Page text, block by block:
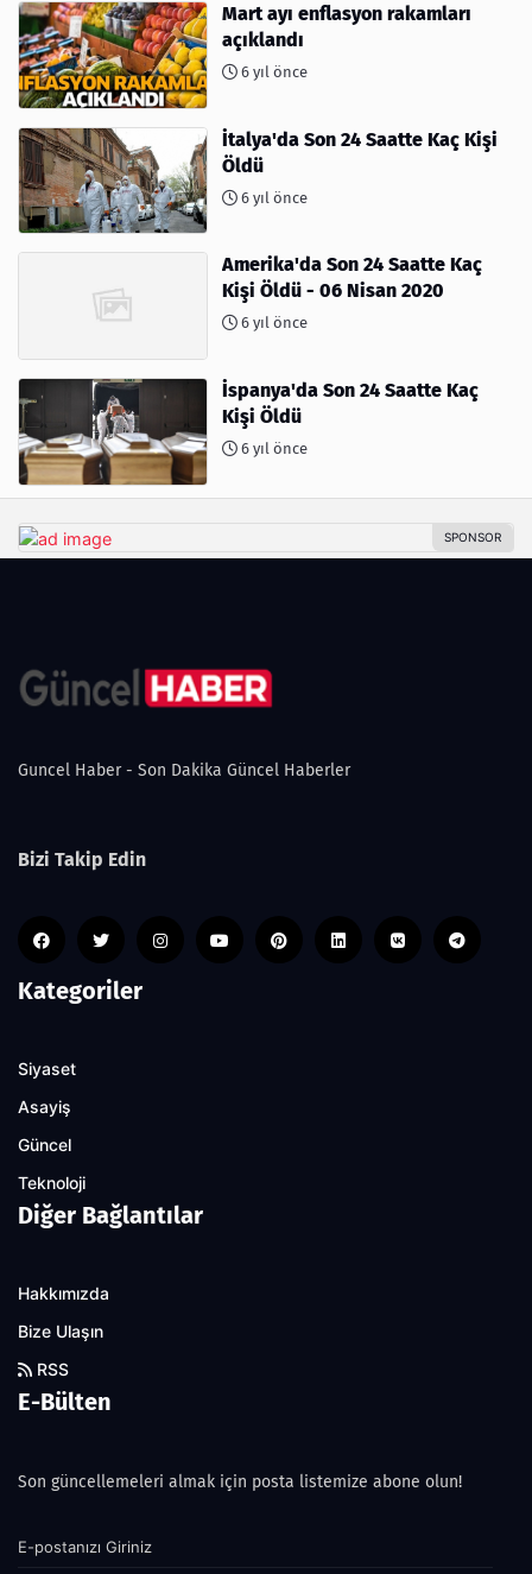
Mart ayı enflasyon rakamları
açıklandı
6 yıl önce
İtalya'da Son 24 Saatte Kaç Kişi
Öldü
6 yıl önce
Amerika'da Son 24 Saatte Kaç
Kişi Öldü - 06 Nisan 2020
6 yıl önce
İspanya'da Son 24 Saatte Kaç
Kişi Öldü
6 yıl önce
Guncel Haber - Son Dakika Güncel Haberler
Bizi Takip Edin
Kategoriler
Siyaset
Asayiş
Güncel
Teknoloji
Diğer Bağlantılar
Hakkımızda
Bize Ulaşın
RSS
E-Bülten
Son güncellemeleri almak için posta listemize abone olun!